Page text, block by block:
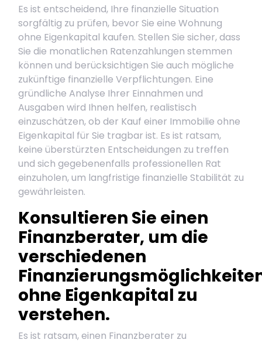
Es ist entscheidend, Ihre finanzielle Situation
sorgfältig zu prüfen, bevor Sie eine Wohnung
ohne Eigenkapital kaufen. Stellen Sie sicher, dass
Sie die monatlichen Ratenzahlungen stemmen
können und berücksichtigen Sie auch mögliche
zukünftige finanzielle Verpflichtungen. Eine
gründliche Analyse Ihrer Einnahmen und
Ausgaben wird Ihnen helfen, realistisch
einzuschätzen, ob der Kauf einer Immobilie ohne
Eigenkapital für Sie tragbar ist. Es ist ratsam,
keine überstürzten Entscheidungen zu treffen
und sich gegebenenfalls professionellen Rat
einzuholen, um langfristige finanzielle Stabilität zu
gewährleisten.
Konsultieren Sie einen
Finanzberater, um die
verschiedenen
ohne Eigenkapital zu
verstehen.
Es ist ratsam, einen Finanzberater zu